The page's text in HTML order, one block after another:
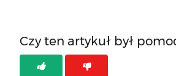
Czy ten artykuł był